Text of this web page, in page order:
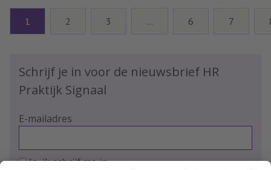
1 2 3 … 6 7
Schrijf je in voor de nieuwsbrief HR
Praktijk Signaal
E-mailadres
Ja, ik schrijf me in